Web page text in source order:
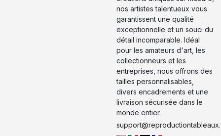
nos artistes talentueux vous
garantissent une qualité
exceptionnelle et un souci du
détail incomparable. Idéal
pour les amateurs d'art, les
collectionneurs et les
entreprises, nous offrons des
tailles personnalisables,
divers encadrements et une
livraison sécurisée dans le
monde entier.